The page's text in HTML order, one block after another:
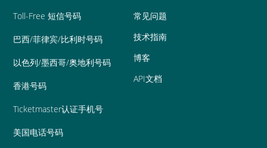
Toll-Free 短信号码
巴西/菲律宾/比利时号码
以色列/墨西哥/奥地利号码
香港号码
Ticketmaster认证手机号
美国电话号码
常见问题
技术指南
博客
API文档